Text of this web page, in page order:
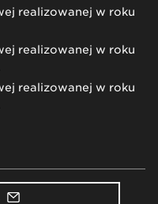
realizowanej w roku
realizowanej w roku
realizowanej w roku